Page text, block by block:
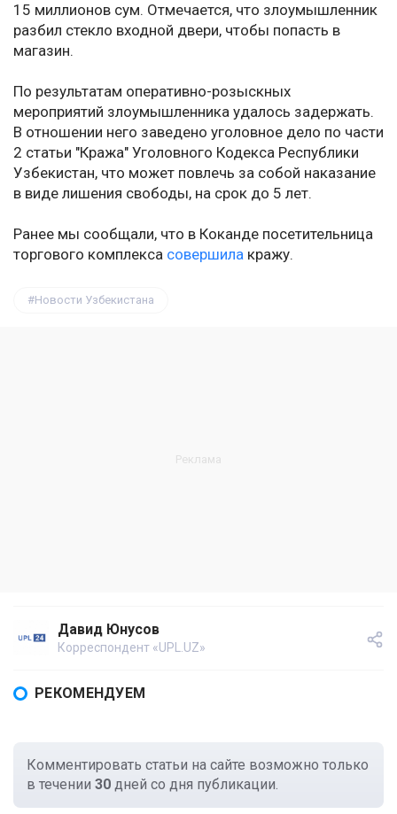
15 миллионов сум. Отмечается, что злоумышленник
разбил стекло входной двери, чтобы попасть в
магазин.
По результатам оперативно-розыскных
мероприятий злоумышленника удалось задержать.
В отношении него заведено уголовное дело по части
2 статьи "Кража" Уголовного Кодекса Республики
Узбекистан, что может повлечь за собой наказание
в виде лишения свободы, на срок до 5 лет.
Ранее мы сообщали, что в Коканде посетительница
торгового комплекса совершила кражу.
Новости Узбекистана
Давид Юнусов
Корреспондент «UPL.UZ»
РЕКОМЕНДУЕМ
Комментировать статьи на сайте возможно только
в течении 30 дней со дня публикации.